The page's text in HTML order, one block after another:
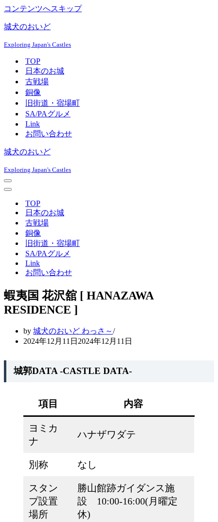
コンテンツへスキップ
城犬のおいど
Exploring Japan's Castles
TOP
日本のお城
古戦場
銅像
旧街道・宿場町
SA/PAグルメ
Link
お問い合わせ
城犬のおいど
Exploring Japan's Castles
ナ
ビ
ナ
TOP
日本のお城
古戦場
銅像
旧街道・宿場町
SA/PAグルメ
Link
お問い合わせ
蝦夷国 花沢舘 [ HANAZAWA
RESIDENCE ]
by 城犬のおいど わっさ～
2024年12月11日 2024年12月11日
城郭DATA -CASTLE DATA-
項目 内容
ヨミカ
ナ
ハナザワダテ
別称 なし
スタン
プ設置
場所
勝山館跡ガイダンス施
設 10:00-16:00(月曜定
休)